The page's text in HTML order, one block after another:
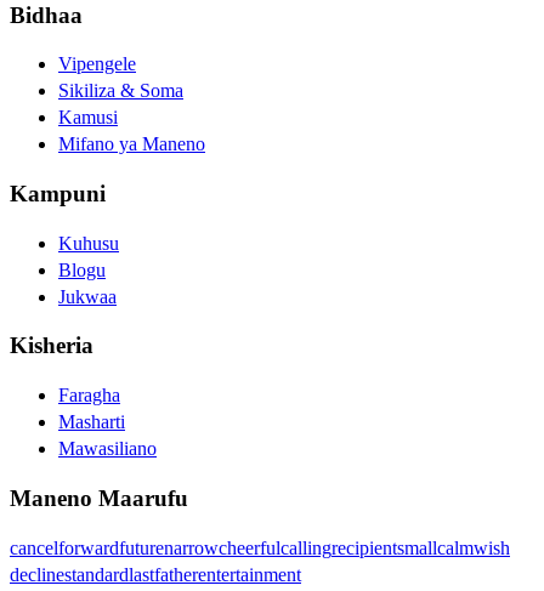
Bidhaa
Vipengele
Sikiliza & Soma
Kamusi
Mifano ya Maneno
Kampuni
Kuhusu
Blogu
Jukwaa
Kisheria
Faragha
Masharti
Mawasiliano
Maneno Maarufu
cancelforwardfuturenarrowcheerfulcallingrecipientsmallcalmwish
declinestandardlastfatherentertainment